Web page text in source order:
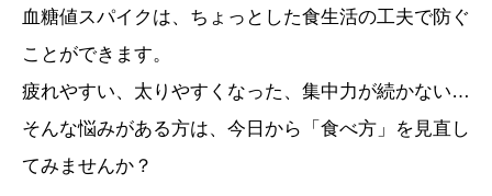
血糖値スパイクは、ちょっとした食生活の工夫で防ぐ
ことができます。
疲れやすい、太りやすくなった、集中力が続かない…
そんな悩みがある方は、今日から「食べ方」を見直し
てみませんか？